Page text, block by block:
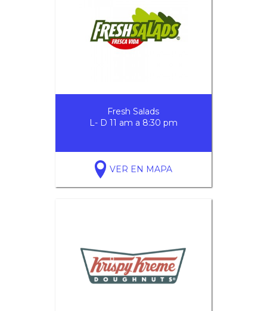
Fresh Salads
L- D 11 am a 8:30 pm
VER EN MAPA